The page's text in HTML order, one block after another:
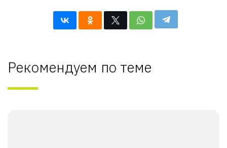
Рекомендуем по теме